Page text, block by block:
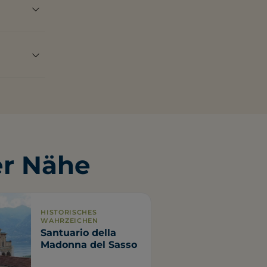
Nähe
HISTORISCHES
WAHRZEICHEN
Santuario della
Madonna del Sasso